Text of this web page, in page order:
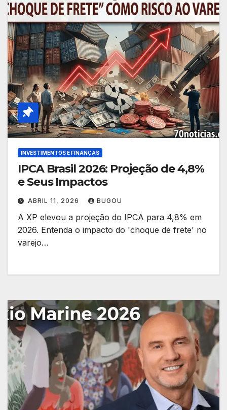
INVESTIMENTOS E FINANÇAS
IPCA Brasil 2026: Projeção de 4,8%
e Seus Impactos
ABRIL 11, 2026 BUGOU
A XP elevou a projeção do IPCA para 4,8% em
2026. Entenda o impacto do 'choque de frete' no
varejo…